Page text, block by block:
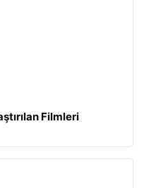
Filmleri